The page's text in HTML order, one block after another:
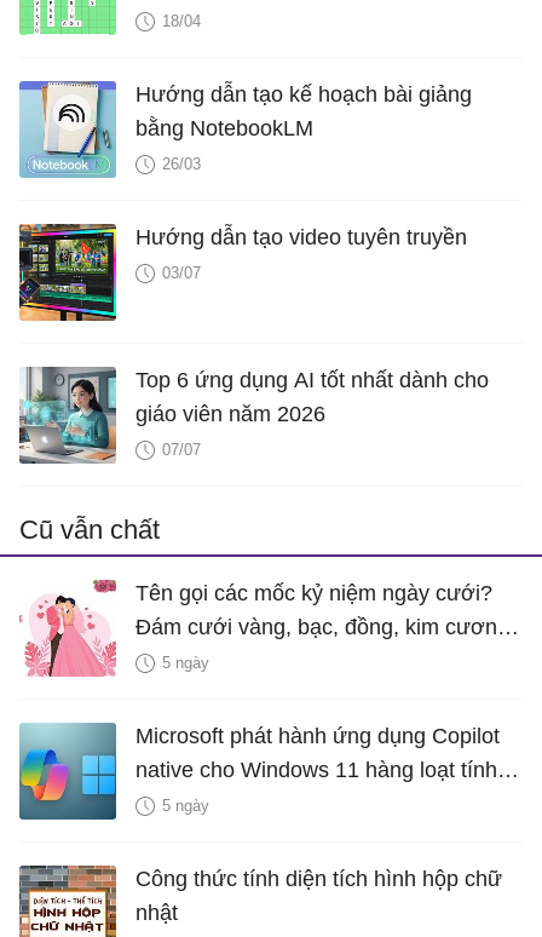
18/04
Hướng dẫn tạo kế hoạch bài giảng
bằng NotebookLM
26/03
Hướng dẫn tạo video tuyên truyền
03/07
Top 6 ứng dụng AI tốt nhất dành cho
giáo viên năm 2026
07/07
Cũ vẫn chất
Tên gọi các mốc kỷ niệm ngày cưới?
Đám cưới vàng, bạc, đồng, kim cương
là bao nhiêu năm?
5 ngày
Microsoft phát hành ứng dụng Copilot
native cho Windows 11 hàng loạt tính
năng mới Hữu Ích
5 ngày
Công thức tính diện tích hình hộp chữ
nhật